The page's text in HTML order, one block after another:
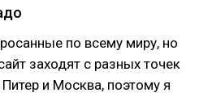
по всему миру, но
заходят с разных точек
и Москва, поэтому я